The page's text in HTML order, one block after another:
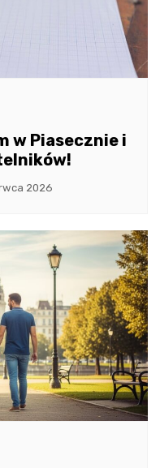
w Piasecznie i
2026